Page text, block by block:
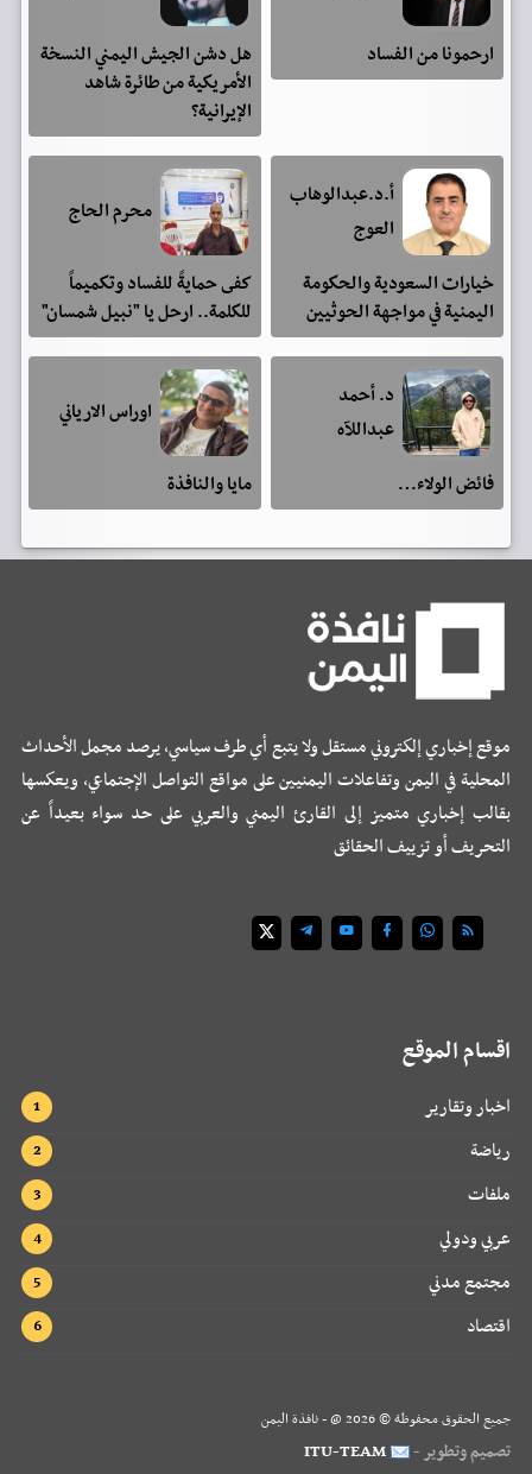
ارحمونا من الفساد
هل دشن الجيش اليمني النسخة
الأمريكية من طائرة شاهد
الإيرانية؟
أ.د.عبدالوهاب
العوج
خيارات السعودية والحكومة
اليمنية في مواجهة الحوثيين
محرم الحاج
كفى حمايةً للفساد وتكميماً
للكلمة.. ارحل يا "نبيل شمسان"
د. أحمد
عبداللآه
فائض الولاء…
اوراس الارياني
مايا والنافذة
موقع إخباري إلكتروني مستقل ولا يتبع أي طرف سياسي، يرصد مجمل الأحداث
المحلية في اليمن وتفاعلات اليمنيين على مواقع التواصل الإجتماعي، ويعكسها
بقالب إخباري متميز إلى القارئ اليمني والعربي على حد سواء بعيداً عن
التحريف أو تزييف الحقائق
اقسام الموقع
اخبار وتقارير
رياضة
ملفات
عربي ودولي
مجتمع مدني
اقتصاد
جميع الحقوق محفوظة ©2026 @ - نافذة اليمن
تصميم وتطوير - ITU-TEAM